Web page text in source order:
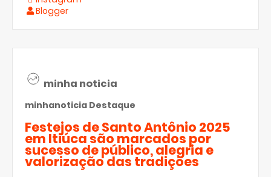
Blogger
minha noticia
minhanoticia Destaque
Festejos de Santo Antônio 2025
em Itiúca são marcados por
sucesso de público, alegria e
valorização das tradições